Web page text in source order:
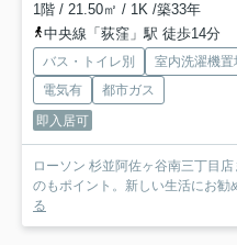
1階 / 21.50㎡ / 1K /築33年
中央線「荻窪」駅 徒歩14分
バス・トイレ別 室内洗濯機置
電気有
都市ガス
即入居可
ローソン 杉並阿佐ヶ谷南三丁目
のもポイント。新しい生活にお勧
る